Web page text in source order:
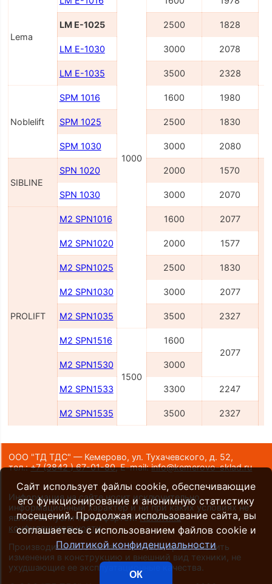
Lema
1000
LM E-1025 2500 1828
LM E-1030 3000 2078
LM E-1035 3500 2328
Noblelift
SPM 1016 1600 1980
SPM 1025 2500 1830
SPM 1030 3000 2080
SIBLINE
SPN 1020 2000 1570
SPN 1030 3000 2070
PROLIFT
M2 SPN1016 1600 2077
M2 SPN1020 2000 1577
M2 SPN1025 2500 1830
M2 SPN1030 3000 2077
M2 SPN1035 3500 2327
M2 SPN1516
1500
1600
2077
M2 SPN1530
3000
M2 SPN1533 3300 2247
M2 SPN1535 3500 2327
ООО "ТД ТДС" — Кемерово, ул. Тухачевского, д. 52,
тел.:+7 (3842 ) 67-01-80,E-mail:info@kemerovo-sklad.ru
Информация на сайте носит исключительно
информационный характер и ни при каких условиях не
является публичной офертой.Политика
конфиденциальности.
Производители оставляют за собой право вносить
изменения в конструкцию и внешний вид техники, не
ухудшающие ее эксплуатационные качества.
Сайт использует файлы cookie, обеспечивающие
его функционирование и анонимную статистику
посещений. Продолжая использование сайта, вы
соглашаетесь с использованием файлов cookie и
Политикой конфиденциальности
ОК